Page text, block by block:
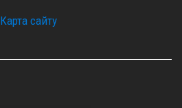
Карта сайту